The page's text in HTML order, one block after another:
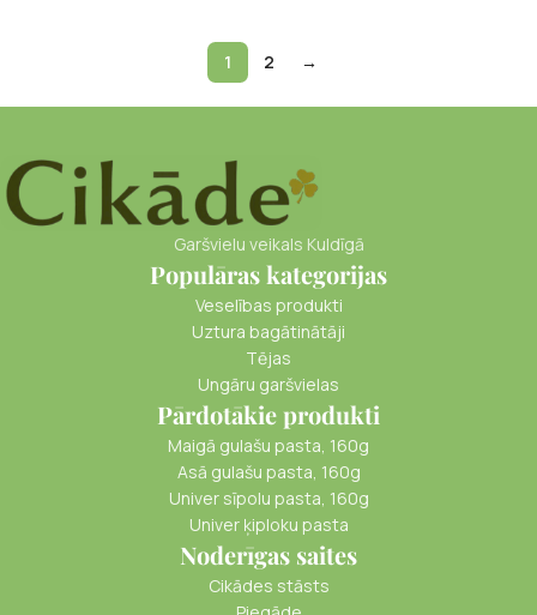
1 2 →
Garšvielu veikals Kuldīgā
Populāras kategorijas
Veselības produkti
Uztura bagātinātāji
Tējas
Ungāru garšvielas
Pārdotākie produkti
Maigā gulašu pasta, 160g
Asā gulašu pasta, 160g
Univer sīpolu pasta, 160g
Univer ķiploku pasta
Noderīgas saites
Cikādes stāsts